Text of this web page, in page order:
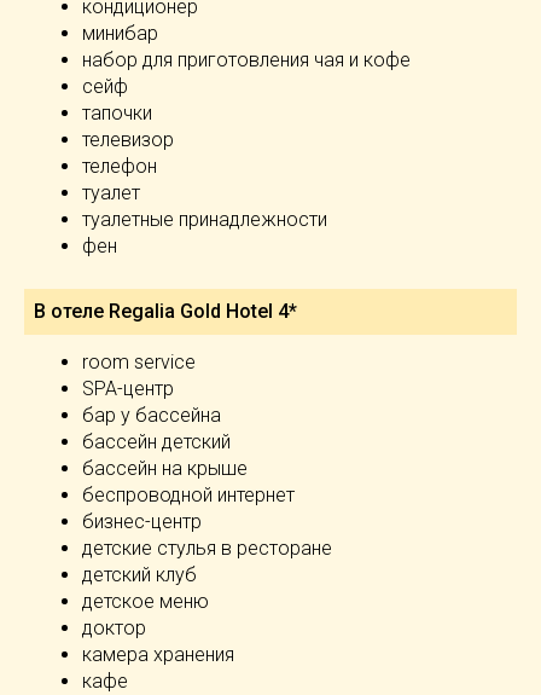
кондиционер
минибар
набор для приготовления чая и кофе
сейф
тапочки
телевизор
телефон
туалет
туалетные принадлежности
фен
В отеле Regalia Gold Hotel 4*
room service
SPA-центр
бар у бассейна
бассейн детский
бассейн на крыше
беспроводной интернет
бизнес-центр
детские стулья в ресторане
детский клуб
детское меню
доктор
камера хранения
кафе